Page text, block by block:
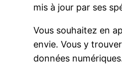
mis à jour par ses
Vous souhaitez en
envie. Vous y
données